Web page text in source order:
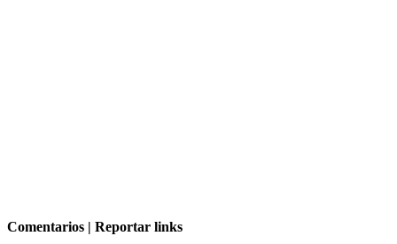
Comentarios | Reportar links